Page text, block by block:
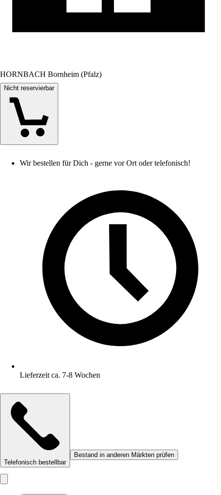
HORNBACH Bornheim (Pfalz)
Nicht reservierbar
Wir bestellen für Dich - gerne vor Ort oder telefonisch!
Lieferzeit ca. 7-8 Wochen
Telefonisch bestellbar
Bestand in anderen Märkten prüfen